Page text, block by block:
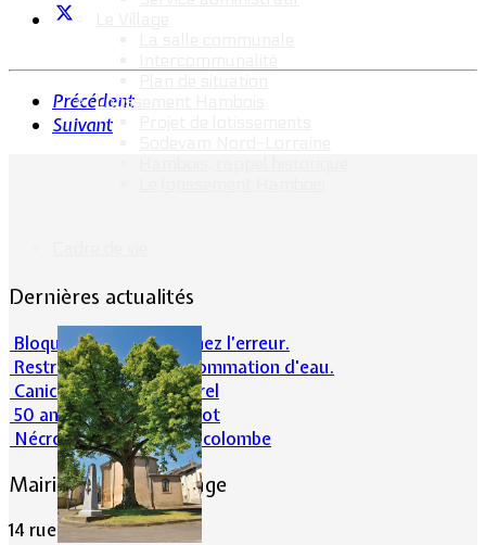
Lotissement Hambois
Précédent
Suivant
Dernières actualités
Bloqué en forêt. Cherchez l’erreur.
Restrictions sur la consommation d'eau.
Canicule et milieu naturel
50 ans d’histoires de foot
Nécrologie : Norbert Lacolombe
Mairie de Lommerange
14 rue Maréchal Joffre